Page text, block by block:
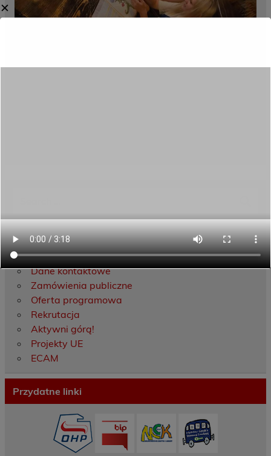
Menu
Dane kontaktowe
Zamówienia publiczne
Oferta programowa
Rekrutacja
Aktywni górą!
Projekty UE
ECAM
Przydatne linki
✕